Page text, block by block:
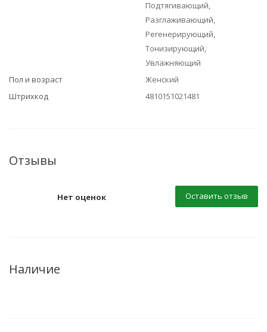
Подтягивающий,
Разглаживающий,
Регенерирующий,
Тонизирующий,
Увлажняющий
Пол и возраст
Женский
Штрихкод
4810151021481
Отзывы
Нет оценок Оставить отзыв
Наличие